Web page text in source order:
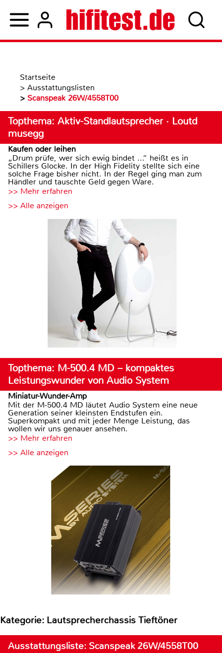
Startseite
> Ausstattungslisten
> Scanspeak 26W/4558T00
Topthema: Aktiv-Standlautsprecher · Loutd
musegg
Kaufen oder leihen
„Drum prüfe, wer sich ewig bindet ...“ heißt es in
Schillers Glocke. In der High Fidelity stellte sich eine
solche Frage bisher nicht. In der Regel ging man zum
Händler und tauschte Geld gegen Ware.
>> Mehr erfahren
>> Alle anzeigen
Topthema: M-500.4 MD – kompaktes
Leistungswunder von Audio System
Miniatur-Wunder-Amp
Mit der M-500.4 MD läutet Audio System eine neue
Generation seiner kleinsten Endstufen ein.
Superkompakt und mit jeder Menge Leistung, das
wollen wir uns genauer ansehen.
>> Mehr erfahren
>> Alle anzeigen
Kategorie: Lautsprecherchassis Tieftöner
Ausstattungsliste: Scanspeak 26W/4558T00